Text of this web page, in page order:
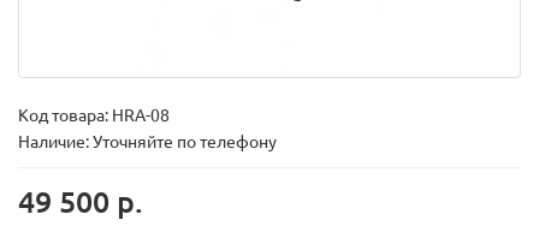
Код товара: HRA-08
Наличие: Уточняйте по телефону
49 500 р.